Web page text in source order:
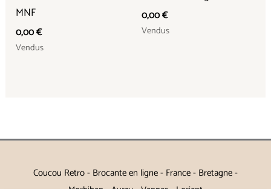
MNF
0,00€
Vendus
0,00€
Vendus
Coucou Retro - Brocante en ligne - France - Bretagne -